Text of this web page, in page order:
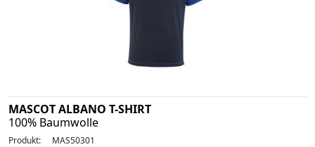
MASCOT ALBANO T-SHIRT
100% Baumwolle
Produkt: MAS50301